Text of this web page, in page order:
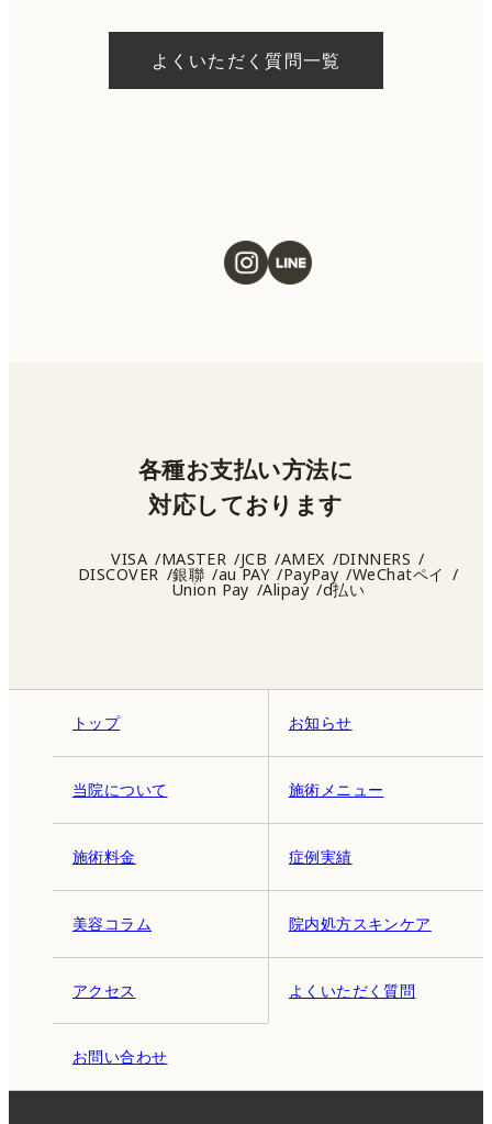
ただける施術もございます。当日の施術をご
希望の場合は、ご予約の際にお気軽にご相談
よくいただく質問一覧
トップ お知らせ
当院について 施術メニュー
施術料金 症例実績
美容コラム 院内処方スキンケア
アクセス よくいただく質問
お問い合わせ
各種お支払い方法に
対応しております
VISA MASTER JCB AMEX DINNERS
DISCOVER 銀聯 au PAY PayPay WeChatペイ
Union Pay Alipay d払い